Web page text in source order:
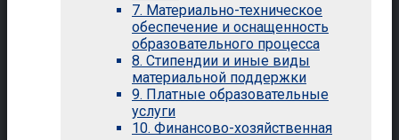
7. Материально-техническое
обеспечение и оснащенность
образовательного процесса
8. Стипендии и иные виды
материальной поддержки
9. Платные образовательные
услуги
10. Финансово-хозяйственная